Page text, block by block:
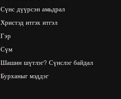
Сүнс дүүрсэн амьдрал
Христэд итгэх итгэл
Гэр
Сүм
Шашин шүтлэг? Сүнслэг байдал
Бурханыг мэддэг